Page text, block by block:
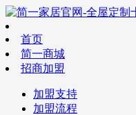
首页
简一商城
招商加盟
加盟支持
加盟流程